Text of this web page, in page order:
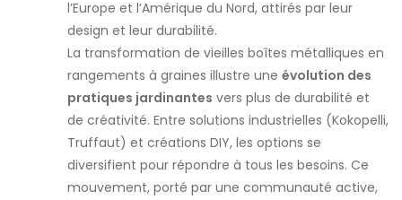
l’Europe et l’Amérique du Nord, attirés par leur
design et leur durabilité.
La transformation de vieilles boîtes métalliques en
rangements à graines illustre une évolution des
pratiques jardinantes vers plus de durabilité et
de créativité. Entre solutions industrielles (Kokopelli,
Truffaut) et créations DIY, les options se
diversifient pour répondre à tous les besoins. Ce
mouvement, porté par une communauté active,